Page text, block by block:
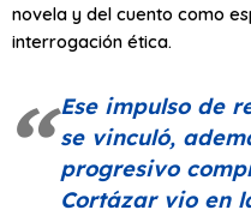
novela y del cuento como
interrogación ética.
Ese impulso de
se vinculó,
progresivo
Cortázar vio en